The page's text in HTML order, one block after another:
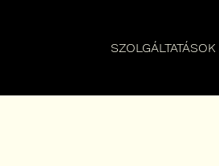
SZOLGÁLTATÁSOK